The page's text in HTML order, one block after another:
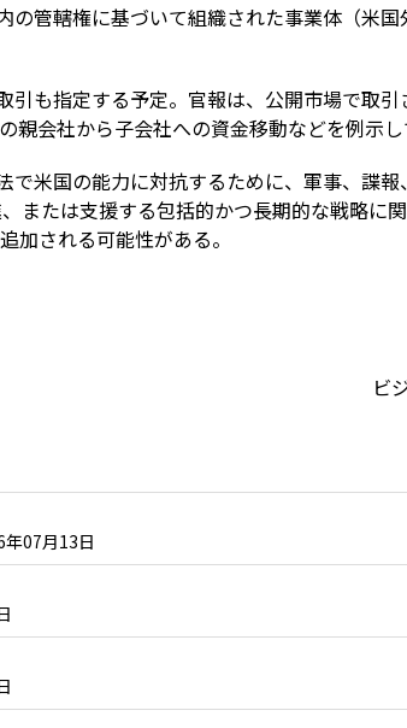
の管轄権に基づいて組織された事業体（米
引も指定する予定。官報は、公開市場で取
会社から子会社への資金移動などを例示し
で米国の能力に対抗するために、軍事、諜
または支援する包括的かつ長期的な戦略に
加される可能性がある。
ビ
年07月13日